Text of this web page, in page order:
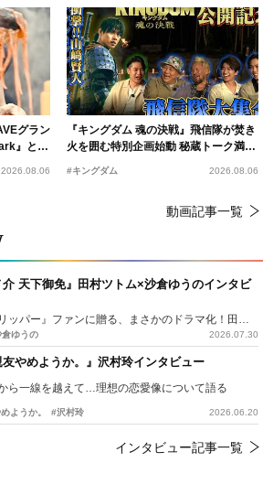
グラン
』と同
2026.08.06
『キングダム 魂の決戦』飛信隊が焚き
火を囲む特別企画始動 秘蔵トーク満載
の“キングダムキャンプ”開催
#キングダム 2026.08.06
動画記事一覧
介 天下御免』田村ツトム×沙倉ゆうのインタビ
倉ゆうの 2026.07.30
友やめようか。』沢村玲インタビュー
ら一線を越えて…理想の恋愛像について語る
ようか。 #沢村玲 2026.06.20
インタビュー記事一覧